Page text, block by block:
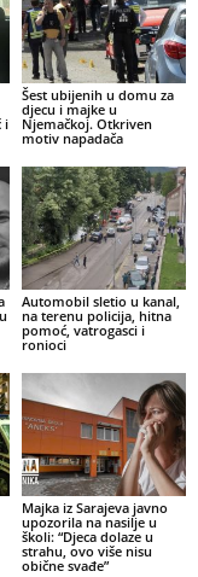
i
Šest ubijenih u domu za
djecu i majke u
Njemačkoj. Otkriven
motiv napadača
Automobil sletio u kanal,
na terenu policija, hitna
pomoć, vatrogasci i
ronioci
Majka iz Sarajeva javno
upozorila na nasilje u
školi: “Djeca dolaze u
strahu, ovo više nisu
obične svađe”